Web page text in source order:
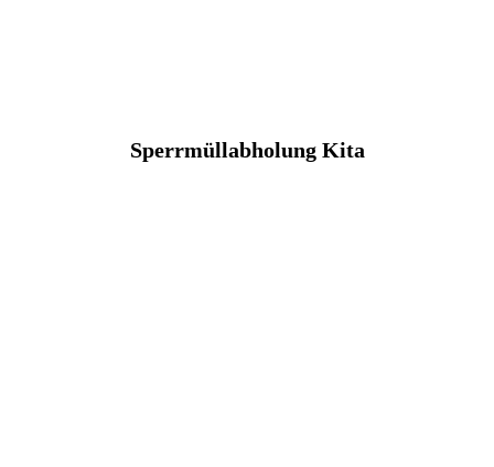
Sperrmüllabholung Kita